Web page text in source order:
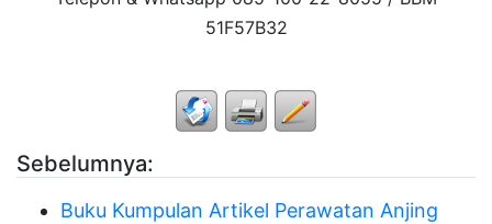
51F57B32
Sebelumnya:
Buku Kumpulan Artikel Perawatan Anjing